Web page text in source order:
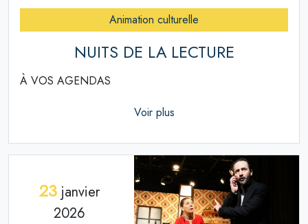
Animation culturelle
NUITS DE LA LECTURE
À VOS AGENDAS
Voir plus
23janvier
2026